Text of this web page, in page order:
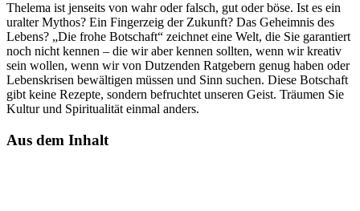
Thelema ist jenseits von wahr oder falsch, gut oder böse. Ist es ein
uralter Mythos? Ein Fingerzeig der Zukunft? Das Geheimnis des
Lebens? „Die frohe Botschaft“ zeichnet eine Welt, die Sie garantiert
noch nicht kennen – die wir aber kennen sollten, wenn wir kreativ
sein wollen, wenn wir von Dutzenden Ratgebern genug haben oder
Lebenskrisen bewältigen müssen und Sinn suchen. Diese Botschaft
gibt keine Rezepte, sondern befruchtet unseren Geist. Träumen Sie
Kultur und Spiritualität einmal anders.
Aus dem Inhalt